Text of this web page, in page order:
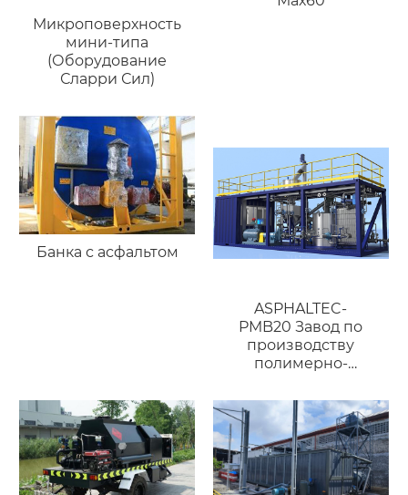
Микроповерхность
мини-типа
(Оборудование
Сларри Сил)
Банка с асфальтом
ASPHALTEC-
PMB20 Завод по
производству
полимерно-
битума